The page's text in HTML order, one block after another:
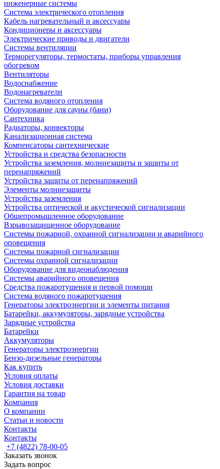
инженерные системы
Система электрического отопления
Кабель нагревательный и аксессуары
Кондиционеры и аксессуары
Электрические приводы и двигатели
Системы вентиляции
Терморегуляторы, термостаты, приборы управления
обогревом
Вентиляторы
Водоснабжение
Водонагреватели
Система водяного отопления
Оборудование для сауны (бани)
Сантехника
Радиаторы, конвекторы
Канализационная система
Компенсаторы сантехнические
Устройства и средства безопасности
Устройства заземления, молниезащиты и защиты от
перенапряжений
Устройства защиты от перенапряжений
Элементы молниезащиты
Устройства заземления
Устройства оптической и акустической сигнализации
Общепромышленное оборудование
Взрывозащищенное оборудование
Системы пожарной, охранной сигнализации и аварийного
оповещения
Системы пожарной сигнализации
Системы охранной сигнализации
Оборудование для видеонаблюдения
Системы аварийного оповещения
Средства пожаротушения и первой помощи
Система водяного пожаротушения
Генераторы электроэнергии и элементы питания
Батарейки, аккумуляторы, зарядные устройства
Зарядные устройства
Батарейки
Аккумуляторы
Генераторы электроэнергии
Бензо-дизельные генераторы
Как купить
Условия оплаты
Условия доставки
Гарантия на товар
Компания
О компании
Статьи и новости
Контакты
Контакты
+7 (4822) 78-00-05
Заказать звонок
Задать вопрос